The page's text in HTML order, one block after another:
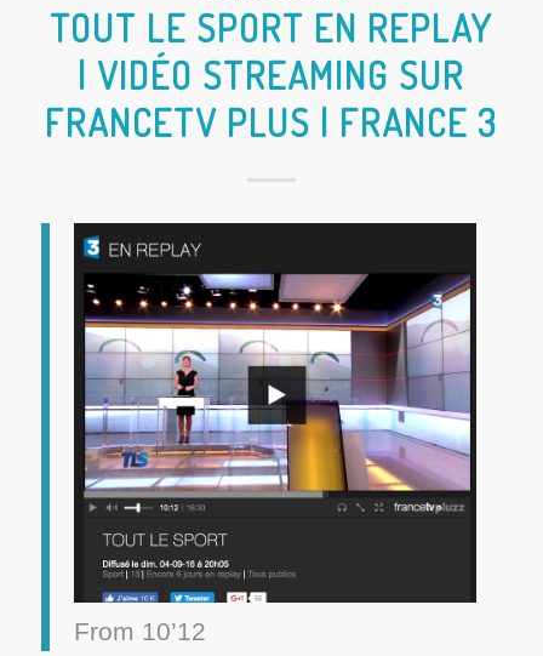
TOUT LE SPORT EN REPLAY
| VIDÉO STREAMING SUR
FRANCETV PLUS | FRANCE 3
From 10’12